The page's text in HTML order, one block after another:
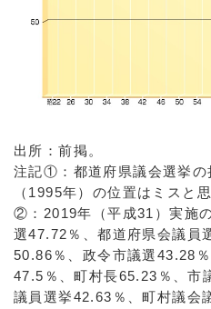
出所：前掲。
注記①：都道府県議会選挙の
（1995年）の位置はミスと
②：2019年（平成31）実施
選47.72％、都道府県会議員
50.86％、政令市議選43.28
47.5％、町村長65.23％、市
議員選挙42.63％、町村議会